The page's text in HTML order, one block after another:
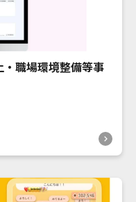
職場環境整備等事